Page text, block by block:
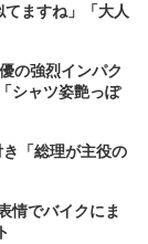
ますね」「大人
の強烈インパク
シャツ姿艶っぽ
「総理が主役の
情でバイクにま